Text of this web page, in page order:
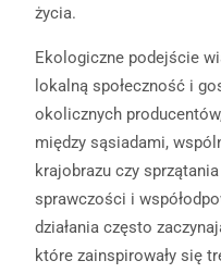
życia.
Ekologiczne podejście
lokalną społeczność i
okolicznych
między sąsiadami,
krajobrazu czy
sprawczości i
działania często
które zainspirowały się